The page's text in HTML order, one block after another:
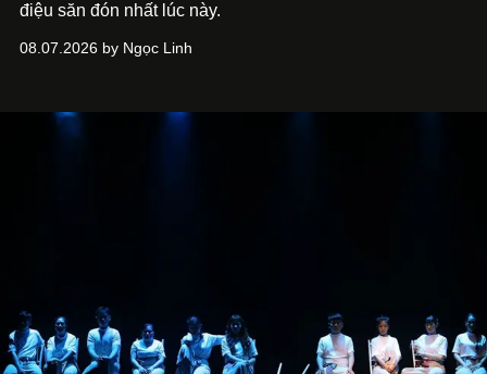
điệu săn đón nhất lúc này.
08.07.2026 by Ngọc Linh